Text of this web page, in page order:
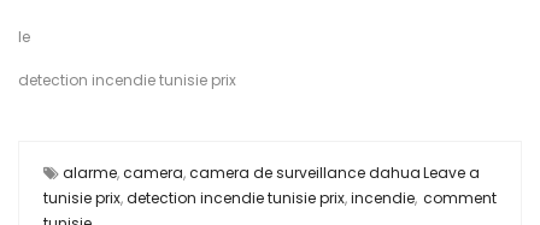
le
detection incendie tunisie prix
alarme,camera,camera de surveillance dahua
tunisie prix,detection incendie tunisie prix,incendie,
Leave a
comment